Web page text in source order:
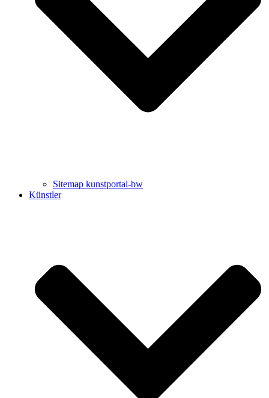
Uli Rothfuss
Harald Schwiers
Buchbesprechungen von Harald Schwiers
Haralds Streifzüge
Hörtipps von Harald Schwiers
Kunstausflüge mit Sigrid Balke
Marc Peschke – Out of The Länd
Buchtipps von Uli Rothfuss
Sitemap kunstportal-bw
Künstler